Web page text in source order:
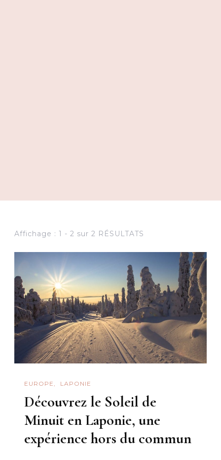
Affichage : 1 - 2 sur 2 RÉSULTATS
EUROPE LAPONIE
Découvrez le Soleil de
Minuit en Laponie, une
expérience hors du commun